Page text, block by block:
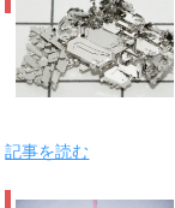
記事を読む